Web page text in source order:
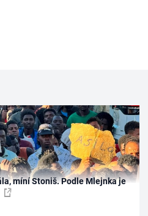
míní Stoniš. Podle Mlejnka je